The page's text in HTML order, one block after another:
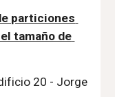
particiones
tamaño de
20 - Jorge